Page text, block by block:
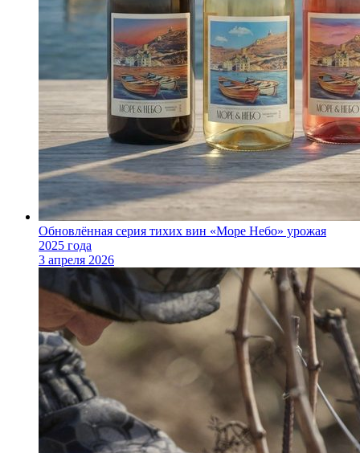
Обновлённая серия тихих вин «Море Небо» урожая
2025 года
3 апреля 2026